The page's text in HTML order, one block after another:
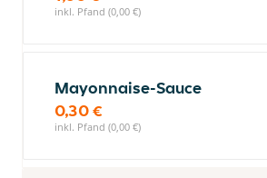
inkl. Pfand (0,00 €)
Mayonnaise-Sauce
0,30 €
inkl. Pfand (0,00 €)